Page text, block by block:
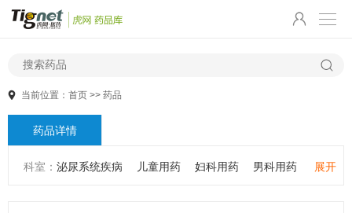
当前位置： 首页 >> 药品
药品详情
展开
科室： 泌尿系统疾病 儿童用药 妇科用药 男科用药